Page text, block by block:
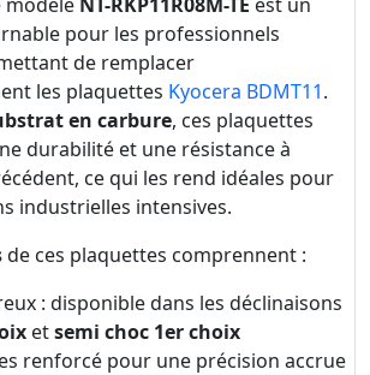
modèle NT-RKP11R08M-TE est un
pour les professionnels
de remplacer
les plaquettes Kyocera BDMT11.
en carbure, ces plaquettes
durabilité et une résistance à
ce qui les rend idéales pour
industrielles intensives.
de ces plaquettes comprennent :
: disponible dans les déclinaisons
etsemi choc 1er choix
renforcé pour une précision accrue